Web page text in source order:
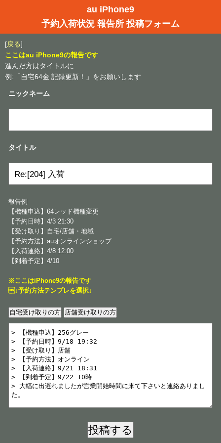
au iPhone9
予約入荷状況 報告所 投稿フォーム
[戻る]
ここはau iPhone9の報告です
進んだ方はタイトルに
例:「自宅64金 記録更新！」をお願いします
ニックネーム
タイトル
報告例
【機種申込】64レッド機種変更
【予約日時】4/3 21:30
【受け取り】自宅/店舗・地域
【予約方法】auオンラインショップ
【入荷連絡】4/8 12:00
【到着予定】4/10
※ここはiPhone9の報告です
↓予約方法テンプレを選択↓